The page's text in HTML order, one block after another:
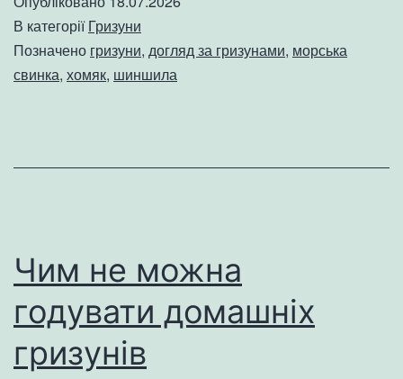
В категоріїГризуни
Позначено гризуни, догляд за гризунами, морська
свинка, хомяк, шиншила
Чим не можна
годувати домашніх
гризунів